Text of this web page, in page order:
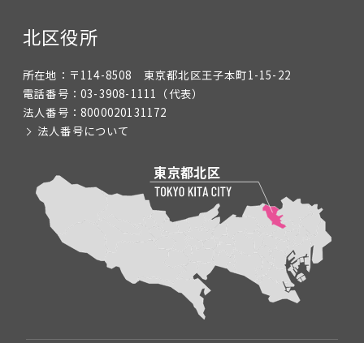
北区役所
所在地： 〒114-8508 東京都北区王子本町1-15-22
電話番号： 03-3908-1111 （代表）
法人番号： 8000020131172
法人番号について